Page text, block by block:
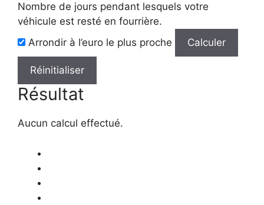
Nombre de jours pendant lesquels votre
véhicule est resté en fourrière.
Arrondir à l’euro le plus proche
Calculer
Réinitialiser
Résultat
Aucun calcul effectué.